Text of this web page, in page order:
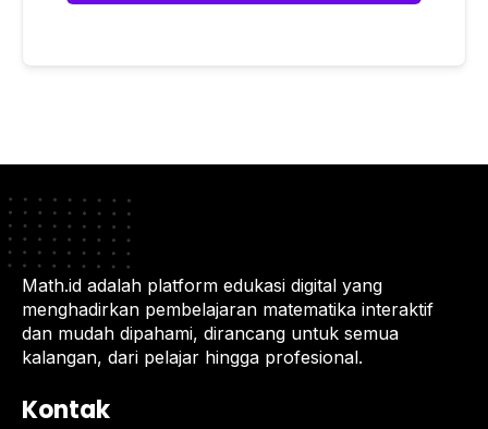
Math.id adalah platform edukasi digital yang
menghadirkan pembelajaran matematika interaktif
dan mudah dipahami, dirancang untuk semua
kalangan, dari pelajar hingga profesional.
Kontak